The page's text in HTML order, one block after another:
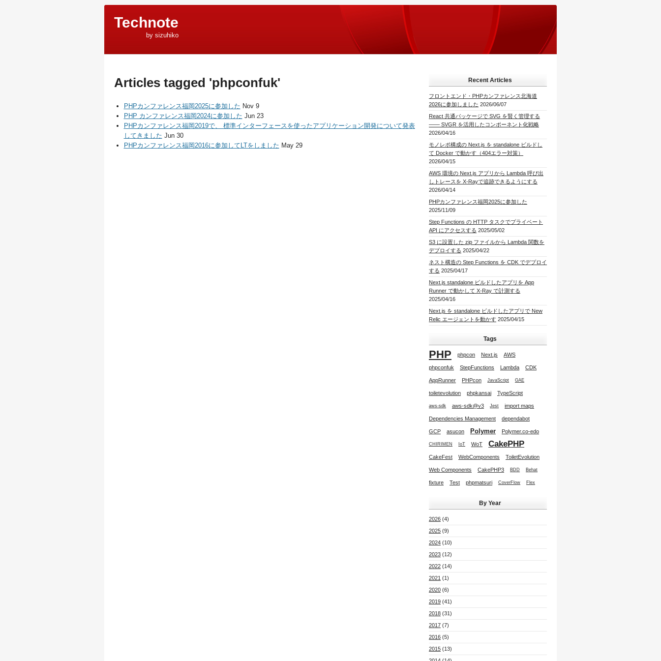
Technote
by sizuhiko
Articles tagged 'phpconfuk'
PHPカンファレンス福岡2025に参加した Nov 9
PHP カンファレンス福岡2024に参加した Jun 23
PHPカンファレンス福岡2019で、 標準インターフェースを使ったアプリケーション開発について発表
してきました Jun 30
PHPカンファレンス福岡2016に参加してLTをしました May 29
Recent Articles
フロントエンド・PHPカンファレンス北海道
2026に参加しました 2026/06/07
React 共通パッケージで SVG を賢く管理する
—— SVGR を活用したコンポーネント化戦略
2026/04/16
モノレポ構成の Next.js を standalone ビルドし
て Docker で動かす（404エラー対策）
2026/04/15
AWS 環境の Next.js アプリから Lambda 呼び出
しトレースを X-Rayで追跡できるようにする
2026/04/14
PHPカンファレンス福岡2025に参加した
2025/11/09
Step Functions の HTTP タスクでプライベート
API にアクセスする 2025/05/02
S3 に設置した zip ファイルから Lambda 関数を
デプロイする 2025/04/22
ネスト構造の Step Functions を CDK でデプロイ
する 2025/04/17
Next.js standalone ビルドしたアプリを App
Runner で動かして X-Ray で計測する
2025/04/16
Next.js を standalone ビルドしたアプリで New
Relic エージェントを動かす 2025/04/15
Tags
PHP phpcon Next.js AWS
phpconfuk StepFunctions Lambda CDK
AppRunner PHPcon JavaScript GAE
toiletevolution phpkansai TypeScript
aws-sdk aws-sdk@v3 Jest import maps
Dependencies Management dependabot
GCP asucon Polymer Polymer.co-edo
CHIRIMEN IoT WoT CakePHP
CakeFest WebComponents ToiletEvolution
Web Components CakePHP3 BDD Behat
fixture Test phpmatsuri CoverFlow Flex
By Year
2026 (4)
2025 (9)
2024 (10)
2023 (12)
2022 (14)
2021 (1)
2020 (6)
2019 (41)
2018 (31)
2017 (7)
2016 (5)
2015 (13)